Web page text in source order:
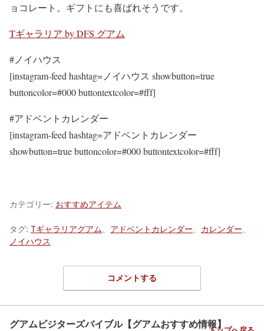
ョコレート。ギフトにも喜ばれそうです。
Tギャラリア by DFS グアム
#ノイハウス
[instagram-feed hashtag=ノイハウス showbutton=true
buttoncolor=#000 buttontextcolor=#fff]
#アドベントカレンダー
[instagram-feed hashtag=アドベントカレンダー
showbutton=true buttoncolor=#000 buttontextcolor=#fff]
カテゴリー: おすすめアイテム
タグ: Tギャラリアグアム アドベントカレンダー カレンダー
ノイハウス
コメントする
グアムビジターズバイブル【グアムおすすめ情報】